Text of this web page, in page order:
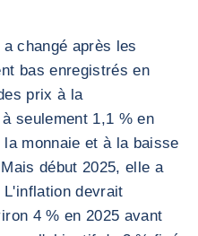
changé après les
bas enregistrés en
prix à la
seulement 1,1 % en
monnaie et à la baisse
début 2025, elle a
L'inflation devrait
4 % en 2025 avant